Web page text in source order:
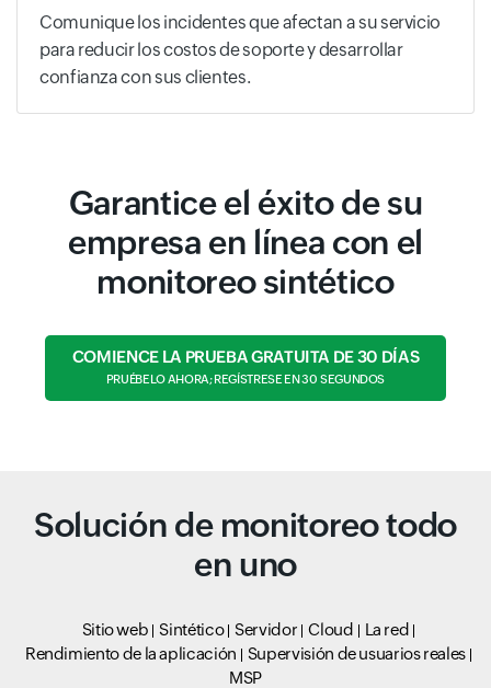
Comunique los incidentes que afectan a su servicio
para reducir los costos de soporte y desarrollar
confianza con sus clientes.
Garantice el éxito de su
empresa en línea con el
monitoreo sintético
COMIENCE LA PRUEBA GRATUITA DE 30 DÍAS
PRUÉBELO AHORA; REGÍSTRESE EN 30 SEGUNDOS
Solución de monitoreo todo
en uno
Sitio web Sintético Servidor Cloud
La red
Rendimiento de la aplicación
Supervisión de usuarios reales
MSP